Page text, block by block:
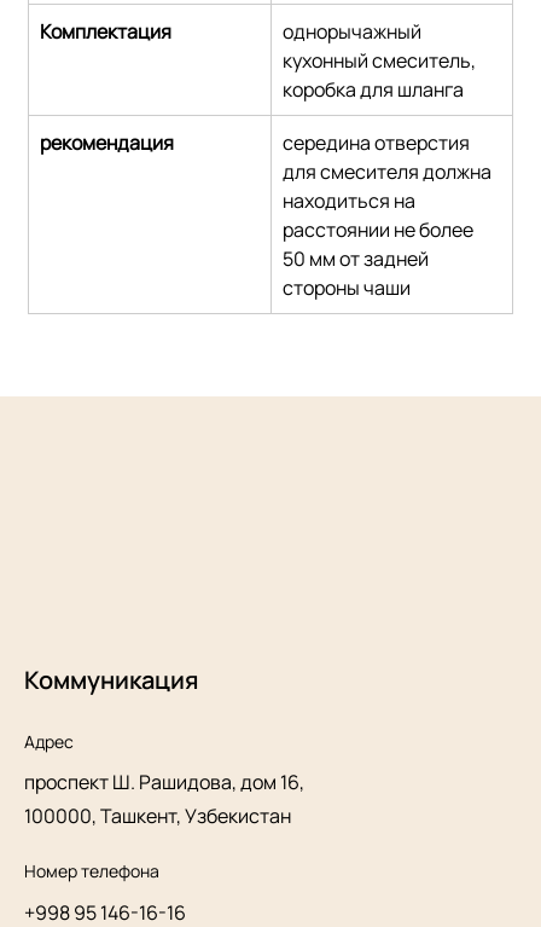
Комплектация
однорычажный
кухонный смеситель,
коробка для шланга
рекомендация
середина отверстия
для смесителя должна
находиться на
расстоянии не более
50 мм от задней
стороны чаши
Коммуникация
Адрес
проспект Ш. Рашидова, дом 16,
100000, Ташкент, Узбекистан
Номер телефона
+998 95 146-16-16